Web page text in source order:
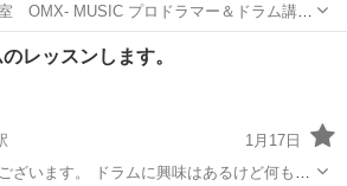
OMX- MUSIC プロドラマー＆ドラム講
レッスンを行います。 ■対面（マン
レッスン
のレッスンします。
1月17日
味はあるけど何もな